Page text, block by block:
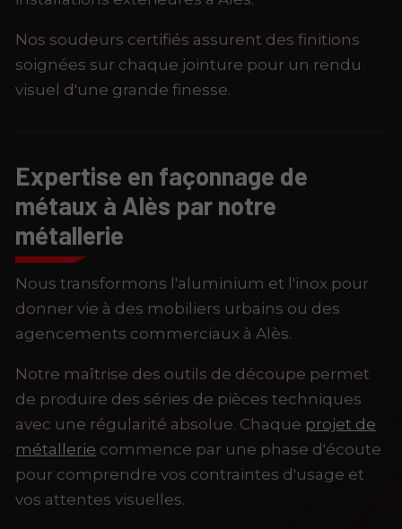
Nos soudeurs certifiés assurent des finitions
soignées sur chaque jointure pour un rendu
visuel d'une grande finesse.
Expertise en façonnage de
métaux à Alès par notre
métallerie
Nous transformons l'aluminium et l'inox pour
donner vie à des mobiliers urbains ou des
agencements commerciaux à Alès.
Notre maîtrise des outils de découpe permet
de produire des séries de pièces techniques
avec une régularité absolue. Chaque projet de
métallerie commence par une phase d'écoute
pour comprendre vos contraintes d'usage et
vos attentes visuelles.